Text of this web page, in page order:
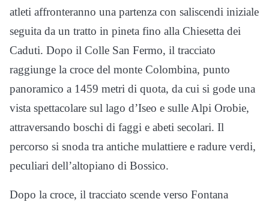
atleti affronteranno una partenza con saliscendi iniziale
seguita da un tratto in pineta fino alla Chiesetta dei
Caduti. Dopo il Colle San Fermo, il tracciato
raggiunge la croce del monte Colombina, punto
panoramico a 1459 metri di quota, da cui si gode una
vista spettacolare sul lago d’Iseo e sulle Alpi Orobie,
attraversando boschi di faggi e abeti secolari. Il
percorso si snoda tra antiche mulattiere e radure verdi,
peculiari dell’altopiano di Bossico.
Dopo la croce, il tracciato scende verso Fontana